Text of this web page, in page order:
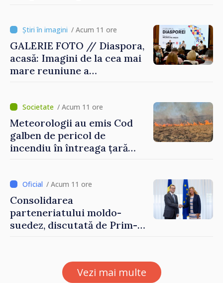
/ Acum 11 ore
GALERIE FOTO // Diaspora,
acasă: Imagini de la cea mai
mare reuniune a
/ Acum 11 ore
Meteorologii au emis Cod
galben de pericol de
incendiu în întreaga țară
/ Acum 11 ore
Consolidarea
parteneriatului moldo-
suedez, discutată de Prim-
Petra Lärke
Vezi mai multe